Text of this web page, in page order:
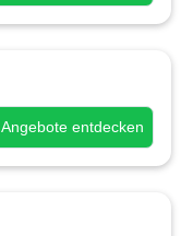
Angebote entdecken